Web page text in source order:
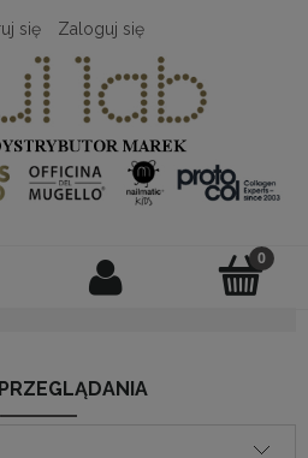
się Zaloguj się